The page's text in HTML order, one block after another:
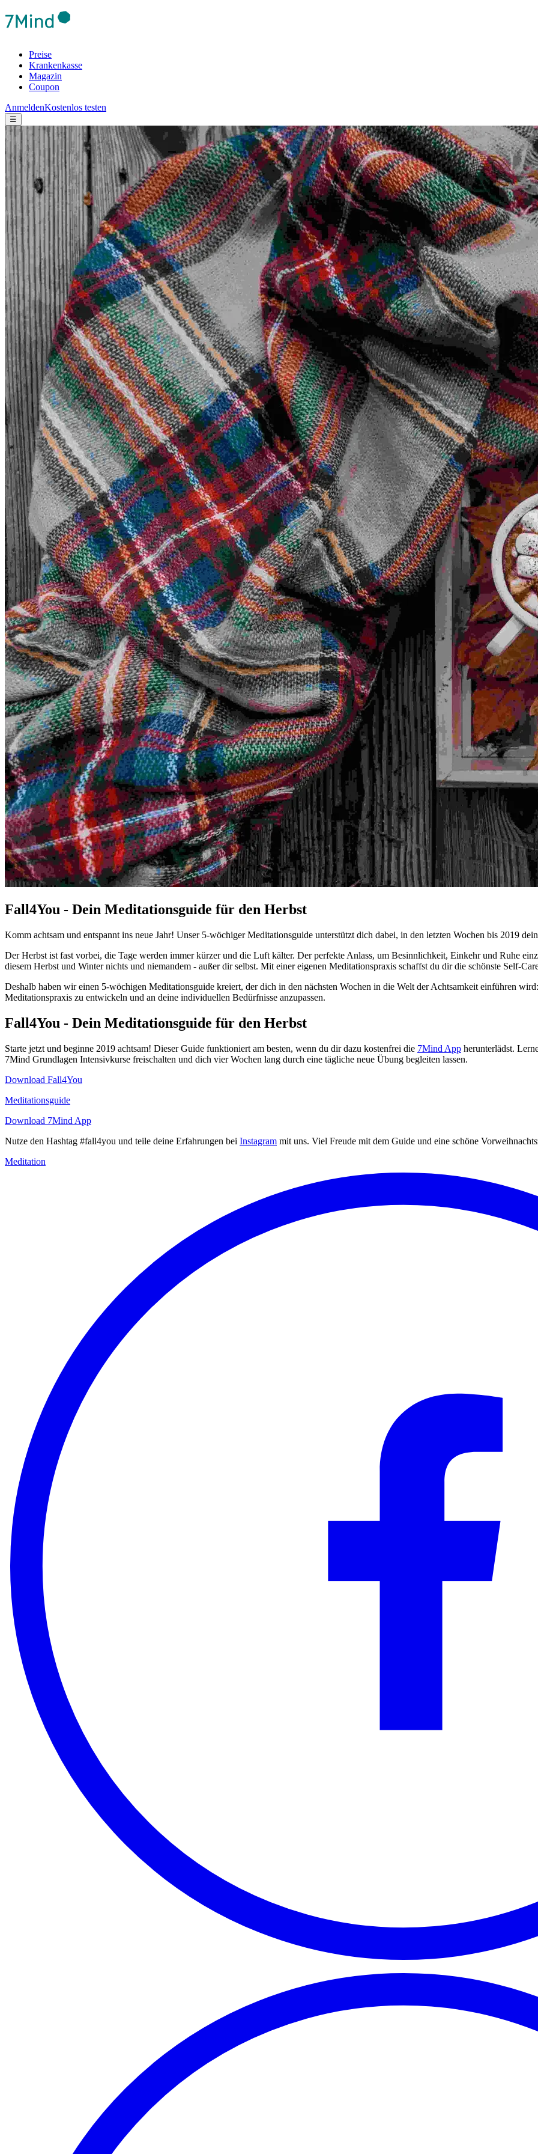
Preise
Krankenkasse
Magazin
Coupon
AnmeldenKostenlos testen
☰
Fall4You - Dein Meditationsguide für den Herbst
Komm achtsam und entspannt ins neue Jahr! Unser 5-wöchiger Meditationsguide unterstützt dich dabei, in den letzten Wochen bis 2019
Der Herbst ist fast vorbei, die Tage werden immer kürzer und die Luft kälter. Der perfekte Anlass, um Besinnlichkeit, Einkehr und Ruhe
diesem Herbst und Winter nichts und niemandem - außer dir selbst. Mit einer eigenen Meditationspraxis schaffst du dir die schönste Self-
Deshalb haben wir einen 5-wöchigen Meditationsguide kreiert, der dich in den nächsten Wochen in die Welt der Achtsamkeit einführen
Meditationspraxis zu entwickeln und an deine individuellen Bedürfnisse anzupassen.
Fall4You - Dein Meditationsguide für den Herbst
Starte jetzt und beginne 2019 achtsam! Dieser Guide funktioniert am besten, wenn du dir dazu kostenfrei die 7Mind App herunterlädst.
7Mind Grundlagen Intensivkurse freischalten und dich vier Wochen lang durch eine tägliche neue Übung begleiten lassen.
Download Fall4You
Meditationsguide
Download 7Mind App
Nutze den Hashtag #fall4you und teile deine Erfahrungen bei Instagram mit uns. Viel Freude mit dem Guide und eine schöne
Meditation